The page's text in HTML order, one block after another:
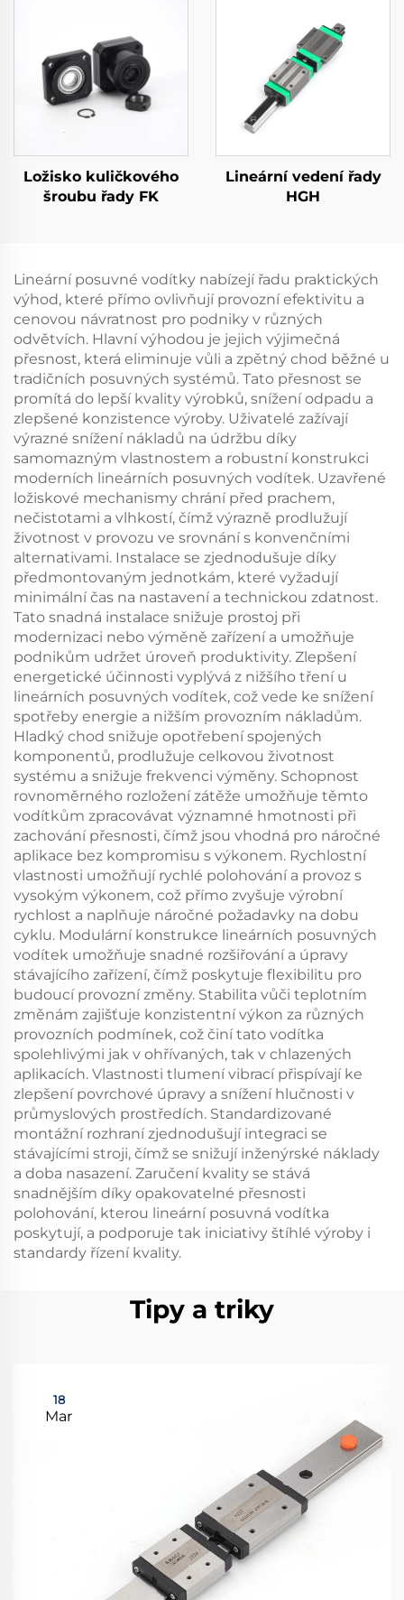
Ložisko kuličkového
šroubu řady FK
Lineární vedení řady
HGH
Lineární posuvné vodítky nabízejí řadu praktických
výhod, které přímo ovlivňují provozní efektivitu a
cenovou návratnost pro podniky v různých
odvětvích. Hlavní výhodou je jejich výjimečná
přesnost, která eliminuje vůli a zpětný chod běžné u
tradičních posuvných systémů. Tato přesnost se
promítá do lepší kvality výrobků, snížení odpadu a
zlepšené konzistence výroby. Uživatelé zažívají
výrazné snížení nákladů na údržbu díky
samomazným vlastnostem a robustní konstrukci
moderních lineárních posuvných vodítek. Uzavřené
ložiskové mechanismy chrání před prachem,
nečistotami a vlhkostí, čímž výrazně prodlužují
životnost v provozu ve srovnání s konvenčními
alternativami. Instalace se zjednodušuje díky
předmontovaným jednotkám, které vyžadují
minimální čas na nastavení a technickou zdatnost.
Tato snadná instalace snižuje prostoj při
modernizaci nebo výměně zařízení a umožňuje
podnikům udržet úroveň produktivity. Zlepšení
energetické účinnosti vyplývá z nižšího tření u
lineárních posuvných vodítek, což vede ke snížení
spotřeby energie a nižším provozním nákladům.
Hladký chod snižuje opotřebení spojených
komponentů, prodlužuje celkovou životnost
systému a snižuje frekvenci výměny. Schopnost
rovnoměrného rozložení zátěže umožňuje těmto
vodítkům zpracovávat významné hmotnosti při
zachování přesnosti, čímž jsou vhodná pro náročné
aplikace bez kompromisu s výkonem. Rychlostní
vlastnosti umožňují rychlé polohování a provoz s
vysokým výkonem, což přímo zvyšuje výrobní
rychlost a naplňuje náročné požadavky na dobu
cyklu. Modulární konstrukce lineárních posuvných
vodítek umožňuje snadné rozšiřování a úpravy
stávajícího zařízení, čímž poskytuje flexibilitu pro
budoucí provozní změny. Stabilita vůči teplotním
změnám zajišťuje konzistentní výkon za různých
provozních podmínek, což činí tato vodítka
spolehlivými jak v ohřívaných, tak v chlazených
aplikacích. Vlastnosti tlumení vibrací přispívají ke
zlepšení povrchové úpravy a snížení hlučnosti v
průmyslových prostředích. Standardizované
montážní rozhraní zjednodušují integraci se
stávajícími stroji, čímž se snižují inženýrské náklady
a doba nasazení. Zaručení kvality se stává
snadnějším díky opakovatelné přesnosti
polohování, kterou lineární posuvná vodítka
poskytují, a podporuje tak iniciativy štíhlé výroby i
standardy řízení kvality.
Tipy a triky
18
Mar